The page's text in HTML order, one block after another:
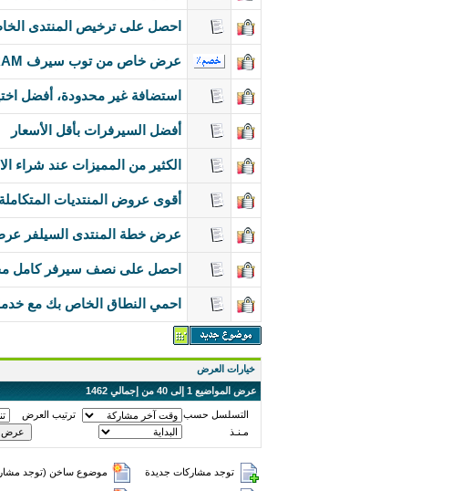
احصل على ترخيص المنتدى
عرض خاص من توب سيرف VPS 200 GB , 2 GB RAM , ترافيك غير محدود , شركه رسمية
استضافة غير محدودة، أفضل
أفضل السيرفرات بأقل الأسعار
الكثير من المميزات عند شراء
أقوى عروض المنتديات المتكاملة
عرض خطة المنتدى السيلفر
احصل على نصف سيرفر كامل
احمي النطاق الخاص بك مع
خيارات العرض
عرض المواضيع 1 إلى 40 من إجمالي 1462
التسلسل حسب
ترتيب العرض
مـنـذ
توجد مشاركات جديدة موضوع ساخن (توجد